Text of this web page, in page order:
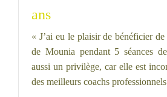
ans
« J’ai eu le plaisir de bénéficier de
de Mounia pendant 5 séances
aussi un privilège, car elle est
des meilleurs coachs